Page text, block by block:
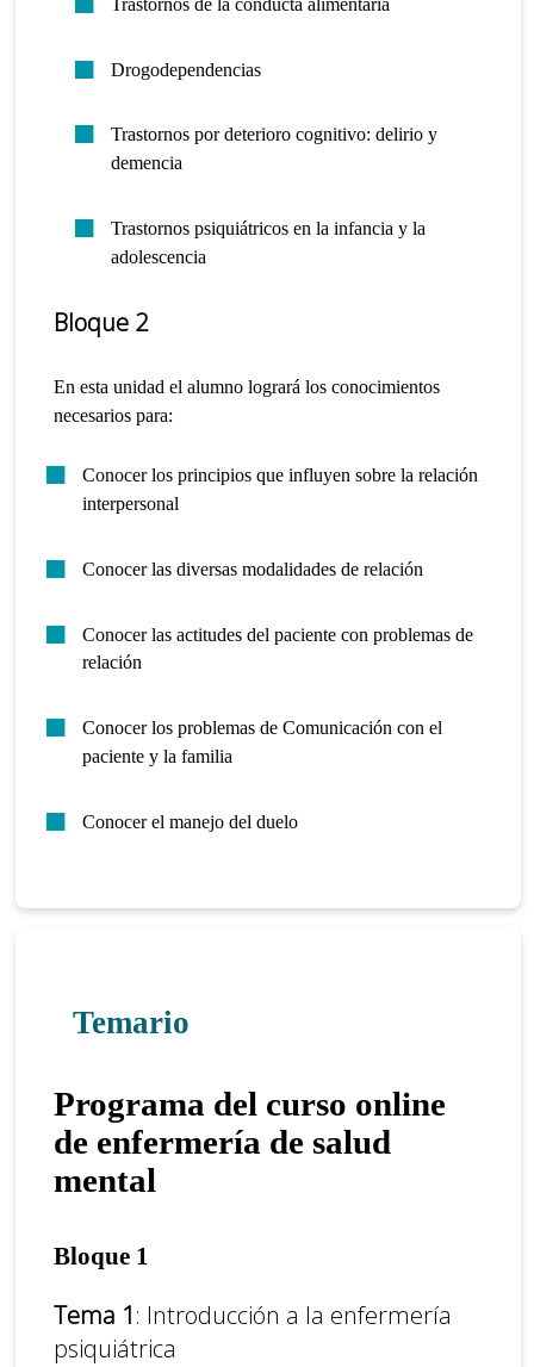
Drogodependencias
Trastornos por deterioro cognitivo: delirio y
demencia
Trastornos psiquiátricos en la infancia y la
adolescencia
Bloque 2
En esta unidad el alumno logrará los conocimientos
necesarios para:
Conocer los principios que influyen sobre la relación
interpersonal
Conocer las diversas modalidades de relación
Conocer las actitudes del paciente con problemas de
relación
Conocer los problemas de Comunicación con el
paciente y la familia
Conocer el manejo del duelo
Temario
Programa del curso online
de enfermería de salud
mental
Bloque 1
Tema 1: Introducción a la enfermería
psiquiátrica